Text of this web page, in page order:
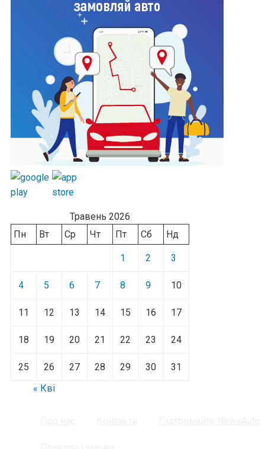
Травень 2026
Пн
Вт Ср Чт Пт Сб Нд
1 2 3
4 5 6 7 8 9 10
11 12 13 14 15 16 17
18 19 20 21 22 23 24
25 26 27 28 29 30
31
« Кві